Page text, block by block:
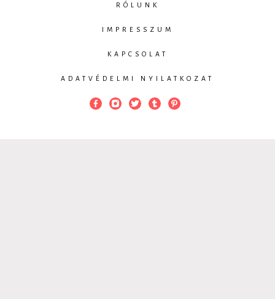
RÓLUNK
IMPRESSZUM
KAPCSOLAT
ADATVÉDELMI NYILATKOZAT